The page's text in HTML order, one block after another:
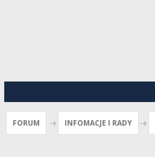
FORUM INFOMACJE I RADY